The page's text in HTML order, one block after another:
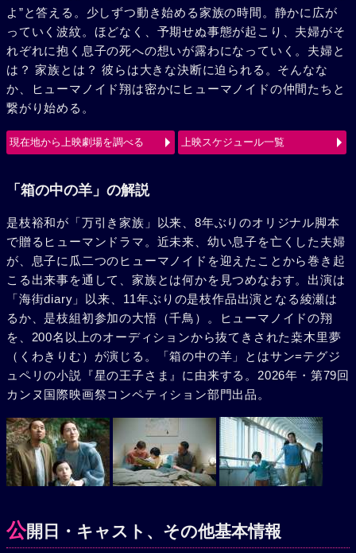
よ”と答える。少しずつ動き始める家族の時間。静かに広が
っていく波紋。ほどなく、予期せぬ事態が起こり、夫婦がそ
れぞれに抱く息子の死への想いが露わになっていく。夫婦と
は？ 家族とは？ 彼らは大きな決断に迫られる。そんなな
か、ヒューマノイド翔は密かにヒューマノイドの仲間たちと
繋がり始める。
現在地から上映劇場を調べる 上映スケジュール一覧
「箱の中の羊」の解説
是枝裕和が「万引き家族」以来、8年ぶりのオリジナル脚本
で贈るヒューマンドラマ。近未来、幼い息子を亡くした夫婦
が、息子に瓜二つのヒューマノイドを迎えたことから巻き起
こる出来事を通して、家族とは何かを見つめなおす。出演は
「海街diary」以来、11年ぶりの是枝作品出演となる綾瀬は
るか、是枝組初参加の大悟（千鳥）。ヒューマノイドの翔
を、200名以上のオーディションから抜てきされた桒木里夢
（くわきりむ）が演じる。「箱の中の羊」とはサン=テグジ
ュペリの小説『星の王子さま』に由来する。2026年・第79回
カンヌ国際映画祭コンペティション部門出品。
公開日・キャスト、その他基本情報